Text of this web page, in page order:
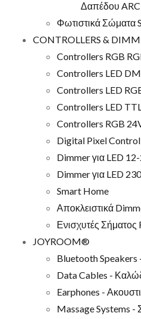
Δαπέδου
Φωτιστικά Σώματα
CONTROLLERS &
Controllers RGB
Controllers LED
Controllers LED
Controllers LED
Controllers RGB
Digital Pixel
Dimmer για LED
Dimmer για LED
Smart Home
Αποκλειστικά
Ενισχυτές Σήματος
JOYROOM®
Bluetooth
Data Cables -
Earphones -
Massage Systems -